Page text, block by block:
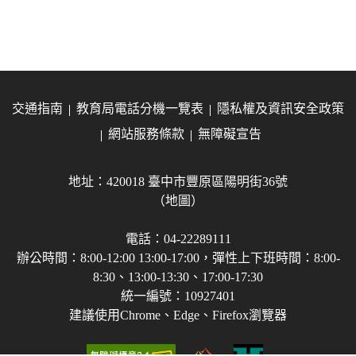
交通指南 教育局電話分機一覽表
隱私權及資訊安全政策
網站服務條款
無障礙宣告
地址：420018 臺中市豐原區陽明街36號
（地圖）
電話：04-22289111
辦公時間：8:00-12:00 13:00-17:00，彈性上下班時間：8:00-
8:30、13:00-13:30、17:00-17:30
統一編號：10927401
建議使用Chrome、Edge、Firefox瀏覽器